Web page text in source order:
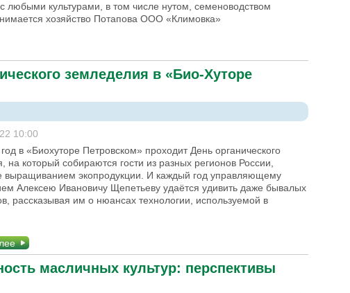
любыми культурами, в том числе нутом, семеноводством
хозяйство Потапова ООО «Климовка»
земледелия в «Био-Хуторе
10:00
в «Биохуторе Петровском» проходит День органического
на который собираются гости из разных регионов России,
выращиванием экопродукции. И каждый год управляющему
Алексею Ивановичу Щепетьеву удаётся удивить даже бывалых
рассказывая им о нюансах технологии, используемой в
масличных культур: перспективы